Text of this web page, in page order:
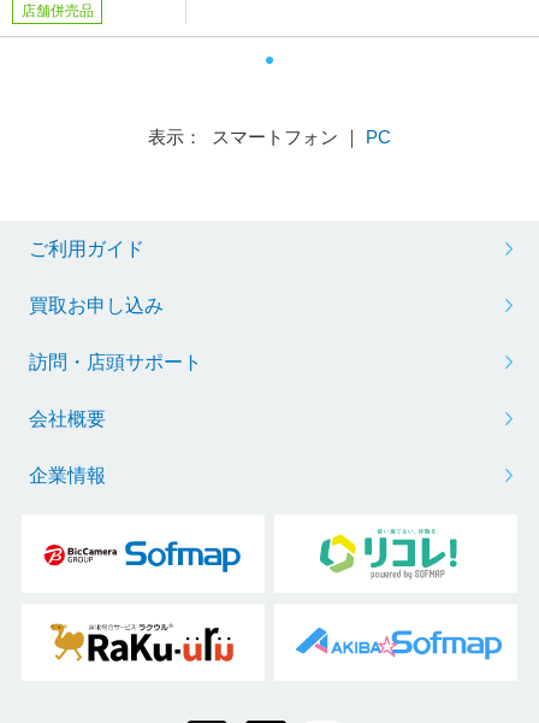
店舗併売品
表示： スマートフォン ｜ PC
ご利用ガイド
買取お申し込み
訪問・店頭サポート
会社概要
企業情報